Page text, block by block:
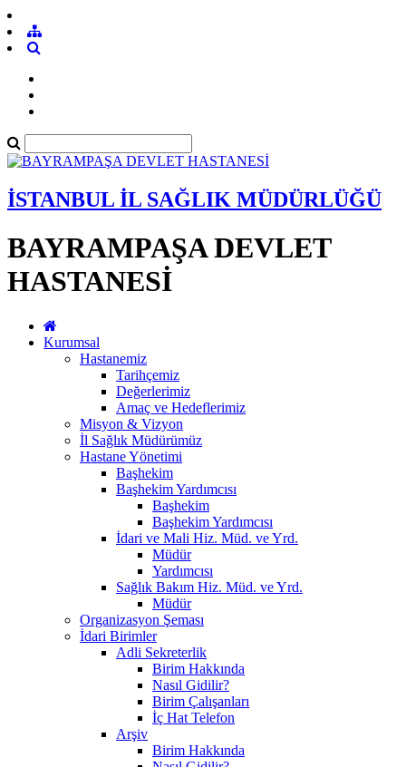
İSTANBUL İL SAĞLIK MÜDÜRLÜĞÜ
BAYRAMPAŞA DEVLET
HASTANESİ
Kurumsal
Hastanemiz
Tarihçemiz
Değerlerimiz
Amaç ve Hedeflerimiz
Misyon & Vizyon
İl Sağlık Müdürümüz
Hastane Yönetimi
Başhekim
Başhekim Yardımcısı
Başhekim
Başhekim Yardımcısı
İdari ve Mali Hiz. Müd. ve Yrd.
Müdür
Yardımcısı
Sağlık Bakım Hiz. Müd. ve Yrd.
Müdür
Organizasyon Şeması
İdari Birimler
Adli Sekreterlik
Birim Hakkında
Nasıl Gidilir?
Birim Çalışanları
İç Hat Telefon
Arşiv
Birim Hakkında